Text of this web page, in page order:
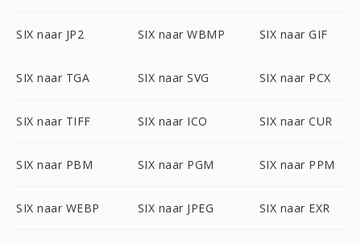
SIX naar JP2 SIX naar WBMP SIX naar GIF
SIX naar TGA SIX naar SVG SIX naar PCX
SIX naar TIFF SIX naar ICO SIX naar CUR
SIX naar PBM SIX naar PGM SIX naar PPM
SIX naar WEBP SIX naar JPEG SIX naar EXR